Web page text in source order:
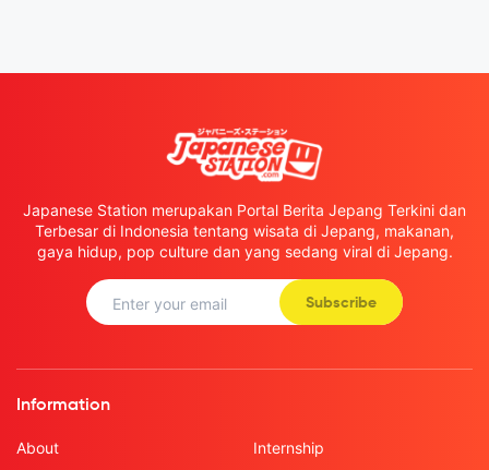
Japanese Station merupakan Portal Berita Jepang Terkini dan
Terbesar di Indonesia tentang wisata di Jepang, makanan,
gaya hidup, pop culture dan yang sedang viral di Jepang.
Subscribe
Information
About
Internship